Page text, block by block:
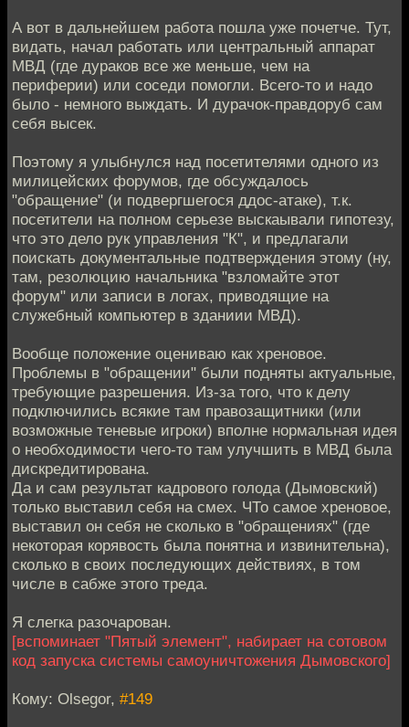
А вот в дальнейшем работа пошла уже почетче. Тут,
видать, начал работать или центральный аппарат
МВД (где дураков все же меньше, чем на
периферии) или соседи помогли. Всего-то и надо
было - немного выждать. И дурачок-правдоруб сам
себя высек.
Поэтому я улыбнулся над посетителями одного из
милицейских форумов, где обсуждалось
"обращение" (и подвергшегося ддос-атаке), т.к.
посетители на полном серьезе выскаывали гипотезу,
что это дело рук управления "К", и предлагали
поискать документальные подтверждения этому (ну,
там, резолюцию начальника "взломайте этот
форум" или записи в логах, приводящие на
служебный компьютер в зданиии МВД).
Вообще положение оцениваю как хреновое.
Проблемы в "обращении" были подняты актуальные,
требующие разрешения. Из-за того, что к делу
подключились всякие там правозащитники (или
возможные теневые игроки) вполне нормальная идея
о необходимости чего-то там улучшить в МВД была
дискредитирована.
Да и сам результат кадрового голода (Дымовский)
только выставил себя на смех. ЧТо самое хреновое,
выставил он себя не сколько в "обращениях" (где
некоторая корявость была понятна и извинительна),
сколько в своих последующих действиях, в том
числе в сабже этого треда.
Я слегка разочарован.
[вспоминает "Пятый элемент", набирает на сотовом
код запуска системы самоуничтожения Дымовского]
Кому: Olsegor, #149